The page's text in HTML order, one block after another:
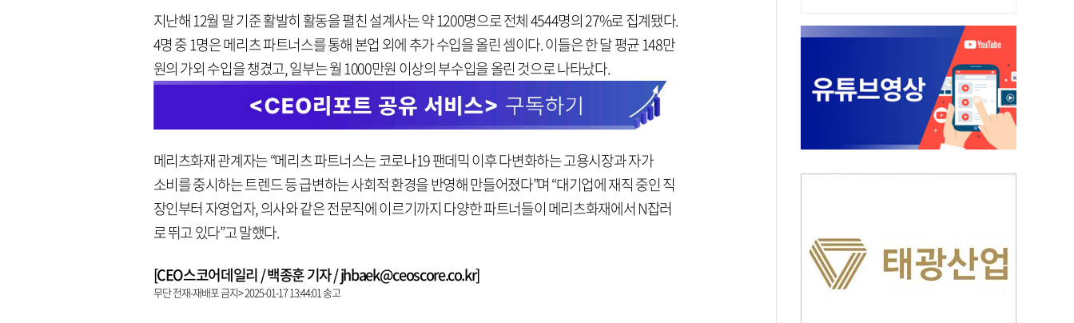
지난해 12월 말 기준 활발히 활동을 펼친 설계사는 약 1200명으로 전체 4544명의 27%로 집계됐다.
4명 중 1명은 메리츠 파트너스를 통해 본업 외에 추가 수입을 올린 셈이다. 이들은 한 달 평균 148만
원의 가외 수입을 챙겼고, 일부는 월 1000만원 이상의 부수입을 올린 것으로 나타났다.
메리츠화재 관계자는 “메리츠 파트너스는 코로나19 팬데믹 이후 다변화하는 고용시장과 자가
소비를 중시하는 트렌드 등 급변하는 사회적 환경을 반영해 만들어졌다”며 “대기업에 재직 중인 직
장인부터 자영업자, 의사와 같은 전문직에 이르기까지 다양한 파트너들이 메리츠화재에서 N잡러
로 뛰고 있다”고 말했다.
[CEO스코어데일리 / 백종훈 기자 / jhbaek@ceoscore.co.kr]
무단 전재-재배포 금지> 2025-01-17 13:44:01 송고